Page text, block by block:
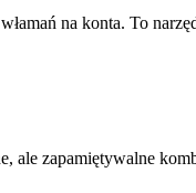
włamań na konta. To
ale zapamiętywalne